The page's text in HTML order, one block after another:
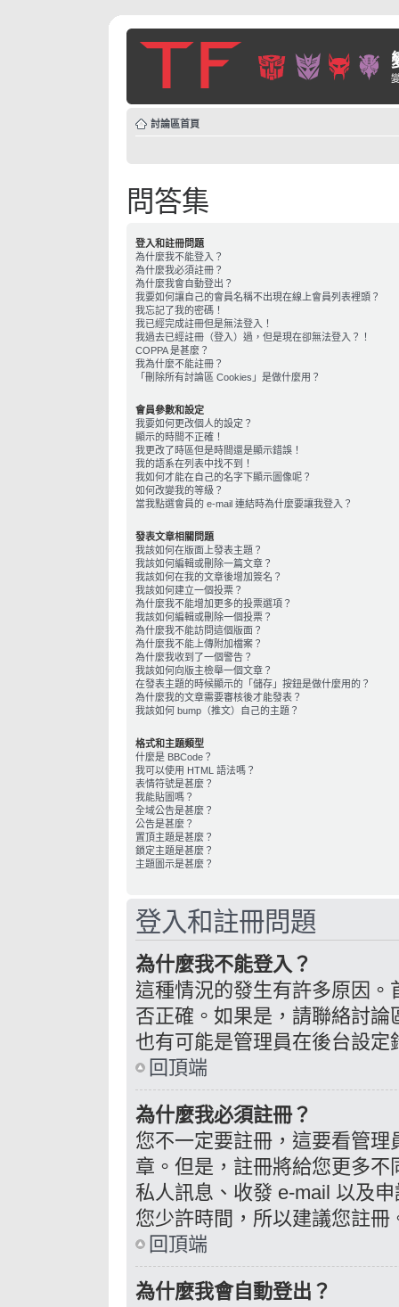
討論區首頁
問答集
登入和註冊問題
為什麼我不能登入？
為什麼我必須註冊？
為什麼我會自動登出？
我要如何讓自己的會員名稱不出現在線上會員列表裡頭？
我忘記了我的密碼！
我已經完成註冊但是無法登入！
我過去已經註冊（登入）過，但是現在卻無法登入？！
COPPA 是甚麼？
我為什麼不能註冊？
「刪除所有討論區 Cookies」是做什麼用？
會員參數和設定
我要如何更改個人的設定？
顯示的時間不正確！
我更改了時區但是時間還是顯示錯誤！
我的語系在列表中找不到！
我如何才能在自己的名字下顯示圖像呢？
如何改變我的等級？
當我點選會員的 e-mail 連結時為什麼要讓我登入？
發表文章相關問題
我該如何在版面上發表主題？
我該如何編輯或刪除一篇文章？
我該如何在我的文章後增加簽名？
我該如何建立一個投票？
為什麼我不能增加更多的投票選項？
我該如何編輯或刪除一個投票？
為什麼我不能訪問這個版面？
為什麼我不能上傳附加檔案？
為什麼我收到了一個警告？
我該如何向版主檢舉一個文章？
在發表主題的時候顯示的「儲存」按鈕是做什麼用的？
為什麼我的文章需要審核後才能發表？
我該如何 bump（推文）自己的主題？
格式和主題類型
什麼是 BBCode？
我可以使用 HTML 語法嗎？
表情符號是甚麼？
我能貼圖嗎？
全域公告是甚麼？
公告是甚麼？
置頂主題是甚麼？
鎖定主題是甚麼？
主題圖示是甚麼？
登入和註冊問題
為什麼我不能登入？
這種情況的發生有許多原因
否正確。如果是，請聯絡討
也有可能是管理員在後台設
回頂端
為什麼我必須註冊？
您不一定要註冊，這要看管
章。但是，註冊將給您更多
私人訊息、收發 e-mail 以及
您少許時間，所以建議您註冊
回頂端
為什麼我會自動登出？